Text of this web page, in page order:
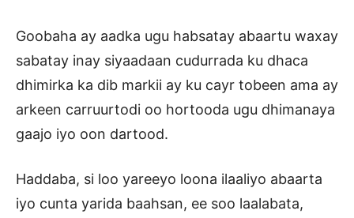
Goobaha ay aadka ugu habsatay abaartu waxay
sabatay inay siyaadaan cudurrada ku dhaca
dhimirka ka dib markii ay ku cayr tobeen ama ay
arkeen carruurtodi oo hortooda ugu dhimanaya
gaajo iyo oon dartood.
Haddaba, si loo yareeyo loona ilaaliyo abaarta
iyo cunta yarida baahsan, ee soo laalabata,